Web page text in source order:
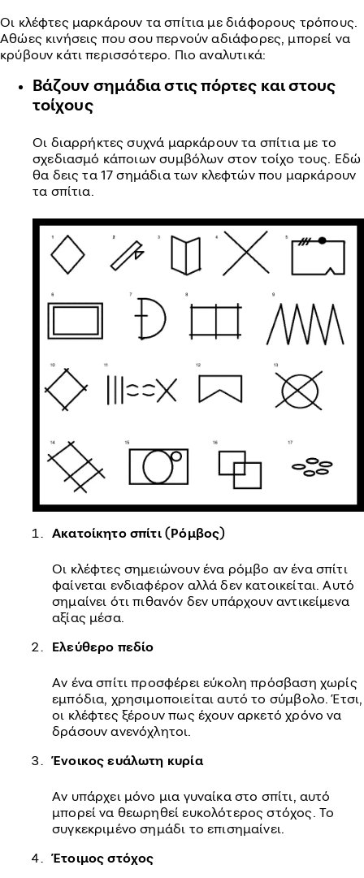
Οι κλέφτες μαρκάρουν τα σπίτια με διάφορους τρόπους.
Αθώες κινήσεις που σου περνούν αδιάφορες, μπορεί να
κρύβουν κάτι περισσότερο. Πιο αναλυτικά:
Βάζουν σημάδια στις πόρτες και στους
τοίχους
Οι διαρρήκτες συχνά μαρκάρουν τα σπίτια με το
σχεδιασμό κάποιων συμβόλων στον τοίχο τους. Εδώ
θα δεις τα 17 σημάδια των κλεφτών που μαρκάρουν
τα σπίτια.
Ακατοίκητο σπίτι (Ρόμβος)
Οι κλέφτες σημειώνουν ένα ρόμβο αν ένα σπίτι
φαίνεται ενδιαφέρον αλλά δεν κατοικείται. Αυτό
σημαίνει ότι πιθανόν δεν υπάρχουν αντικείμενα
αξίας μέσα.
Ελεύθερο πεδίο
Αν ένα σπίτι προσφέρει εύκολη πρόσβαση χωρίς
εμπόδια, χρησιμοποιείται αυτό το σύμβολο. Έτσι,
οι κλέφτες ξέρουν πως έχουν αρκετό χρόνο να
δράσουν ανενόχλητοι.
Ένοικος ευάλωτη κυρία
Αν υπάρχει μόνο μια γυναίκα στο σπίτι, αυτό
μπορεί να θεωρηθεί ευκολότερος στόχος. Το
συγκεκριμένο σημάδι το επισημαίνει.
Έτοιμος στόχος